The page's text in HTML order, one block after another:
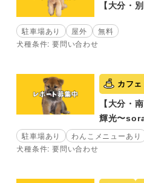
【大分・
駐車場あり 屋外
無料
犬種条件: 要問い合わせ
カフ
【大分・
輝光〜
駐車場あり わんこメニューあり
犬種条件: 要問い合わせ